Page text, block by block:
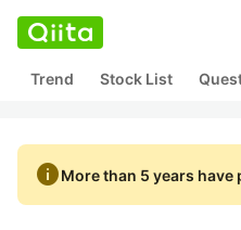
Trend Stock List
infoMore than 5 years have